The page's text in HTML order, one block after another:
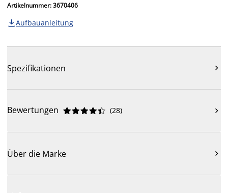
Artikelnummer: 3670406
 Aufbauanleitung
Spezifikationen 
Bewertungen 




 (28) 
Über die Marke 